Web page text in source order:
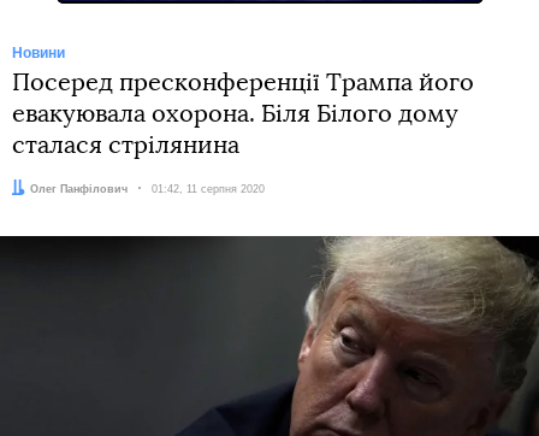
Новини
Посеред пресконференції Трампа його
евакуювала охорона. Біля Білого дому
сталася стрілянина
Автор:
Олег Панфілович Дата:
01:42, 11 серпня 2020